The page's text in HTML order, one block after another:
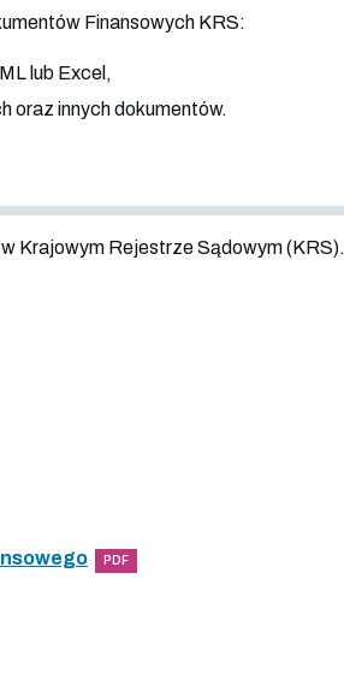
Finansowych KRS:
lub Excel,
oraz innych dokumentów.
Krajowym Rejestrze Sądowym (KRS).
PDF